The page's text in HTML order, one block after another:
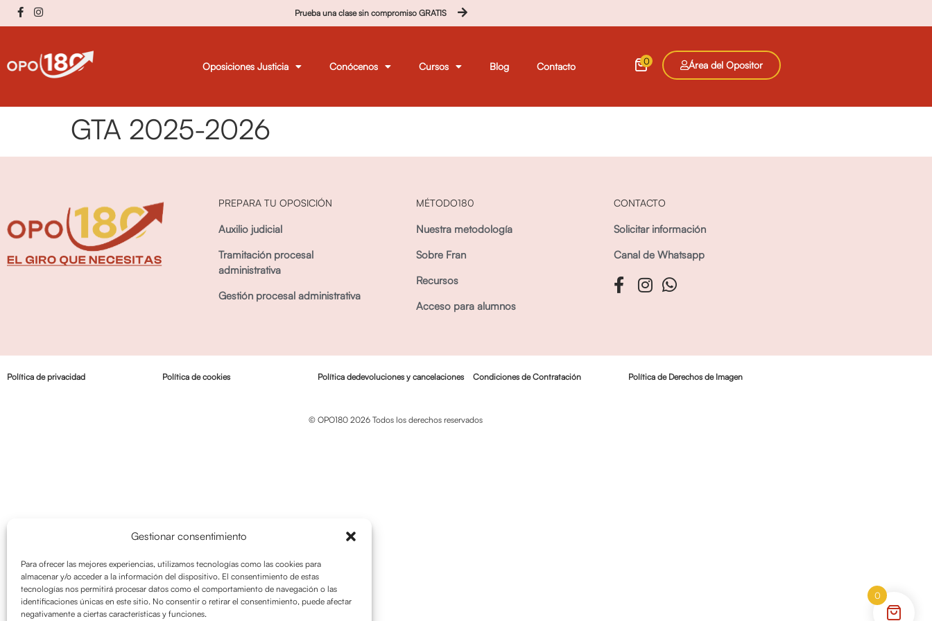
Gestionar consentimiento
Para ofrecer las mejores experiencias, utilizamos tecnologías como las cookies para
almacenar y/o acceder a la información del dispositivo. El consentimiento de estas
tecnologías nos permitirá procesar datos como el comportamiento de navegación o las
identificaciones únicas en este sitio. No consentir o retirar el consentimiento, puede afectar
negativamente a ciertas características y funciones.
Prueba una clase sin compromiso GRATIS
Oposiciones Justicia Conócenos Cursos Blog Contacto 0 Área del Opositor
GTA 2025-2026
PREPARA TU OPOSICIÓN
Auxilio judicial
Tramitación procesal
administrativa
Gestión procesal administrativa
MÉTODO180
Nuestra metodología
Sobre Fran
Recursos
Acceso para alumnos
CONTACTO
Solicitar información
Canal de Whatsapp
Política de privacidad Política de cookies Política dedevoluciones y cancelaciones Condiciones de Contratación Política de Derechos de Imagen
© OPO180 2026 Todos los derechos reservados
0